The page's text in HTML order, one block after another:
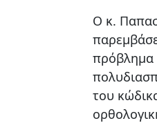
Ο κ.
πρόβλημα
του